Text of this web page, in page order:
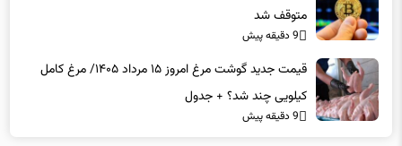
9 دقیقه پیش
کیلویی چند شد؟ + جدول
9 دقیقه پیش